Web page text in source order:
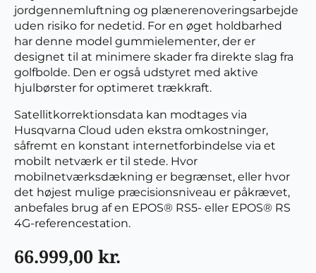
jordgennemluftning og plænerenoveringsarbejde
uden risiko for nedetid. For en øget holdbarhed
har denne model gummielementer, der er
designet til at minimere skader fra direkte slag fra
golfbolde. Den er også udstyret med aktive
hjulbørster for optimeret trækkraft.
Satellitkorrektionsdata kan modtages via
Husqvarna Cloud uden ekstra omkostninger,
såfremt en konstant internetforbindelse via et
mobilt netværk er til stede. Hvor
mobilnetværksdækning er begrænset, eller hvor
det højest mulige præcisionsniveau er påkrævet,
anbefales brug af en EPOS® RS5- eller EPOS® RS
4G-referencestation.
66.999,00 kr.